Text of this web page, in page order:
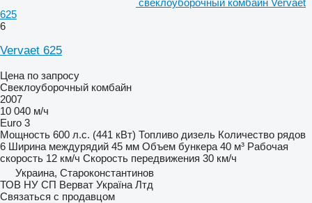
625
6
Vervaet 625
Цена по запросу
Свеклоуборочный комбайн
2007
10 040 м/ч
Euro 3
Мощность 600 л.с. (441 кВт) Топливо дизель Количество рядов
6 Ширина междурядий 45 мм Объем бункера 40 м³ Рабочая
скорость 12 км/ч Скорость передвижения 30 км/ч
Украина, Староконстантинов
ТОВ НУ СП Верват Україна Лтд
Связаться с продавцом